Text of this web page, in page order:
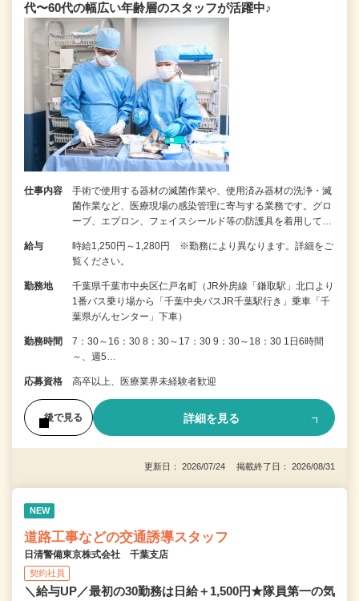
代〜60代の幅広い年齢層のスタッフが活躍中♪
仕事内容
手術で使用する器材の滅菌作業や、使用済み器材の洗浄・滅
菌作業など、医療現場の感染管理に寄与する業務です。グロ
ーブ、エプロン、フェイスシールド等の防護具を着用して…
給与
時給1,250円～1,280円 ※勤務により異なります。詳細をご
覧ください。
勤務地
千葉県千葉市中央区仁戸名町（JR外房線「鎌取駅」北口より
1番バス乗り場から「千葉中央バスJR千葉駅行き」乗車「千
葉県がんセンター」下車）
勤務時間
7：30～16：30 8：30～17：30 9：30～18：30 1日6時間
～、週5…
応募資格 高卒以上、医療業界未経験者歓迎
後で見る 詳細を見る
更新日： 2026/07/24 掲載終了日： 2026/08/31
NEW
道路工事などの交通誘導スタッフ
日清警備東京株式会社 千葉支店
契約社員
＼給与UP／最初の30勤務は日給＋1,500円★隊員第一の気